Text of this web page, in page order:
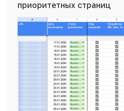
приоритетных страниц